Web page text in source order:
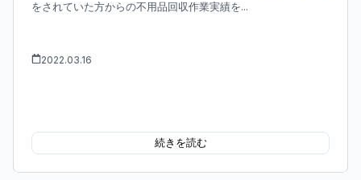
をされていた方からの不用品回収作業実績を...
2022.03.16
続きを読む